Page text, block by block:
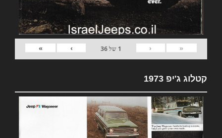
«
‹
1 של36
›
»
קטלוג ג'יפ 1973